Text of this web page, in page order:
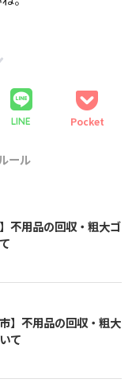
LINE Pocket
ール
不用品の回収・粗大ゴ
】不用品の回収・粗大
て